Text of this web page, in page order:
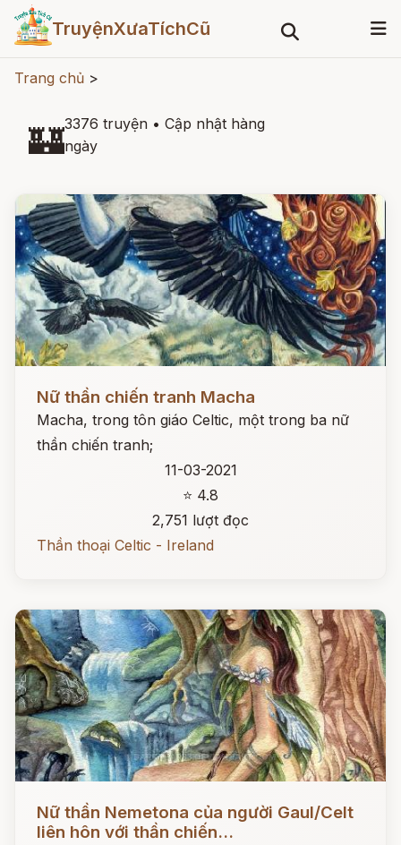
TruyệnXưaTíchCũ
Trang chủ >
🏰3376 truyện • Cập nhật hàng
ngày
Nữ thần chiến tranh Macha
Macha, trong tôn giáo Celtic, một trong ba nữ
thần chiến tranh;
11-03-2021
⭐ 4.8
2,751 lượt đọc
Thần thoại Celtic - Ireland
Nữ thần Nemetona của người Gaul/Celt
liên hôn với thần chiến...